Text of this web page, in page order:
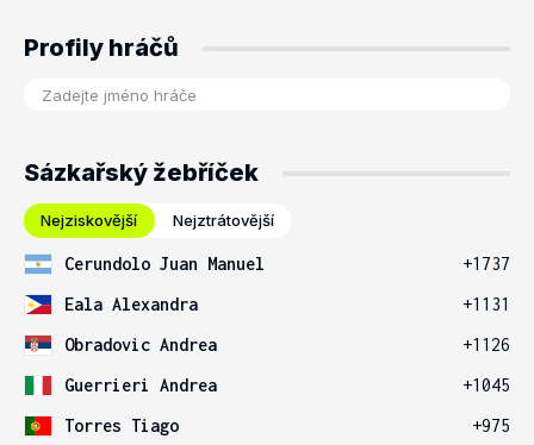
Profily hráčů
Sázkařský žebříček
Nejziskovější Nejztrátovější
Cerundolo Juan Manuel
+1737
Eala Alexandra
+1131
Obradovic Andrea
+1126
Guerrieri Andrea
+1045
Torres Tiago
+975